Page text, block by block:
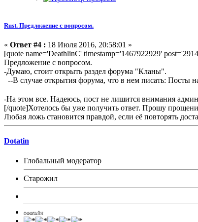
Rust. Предложение с вопросом.
« Ответ #4 : 18 Июля 2016, 20:58:01 »
[quote name='DeathlinC' timestamp='1467922929'
Предложение с вопросом.
-Думаю, стоит открыть раздел форума "Кланы".
--В случае открытия форума, что в нем писать: Посты
-На этом все. Надеюсь, пост не лишится внимания
[/quote]Хотелось бы уже получить ответ. Прошу
Любая ложь становится правдой, если её повторять
Dotatin
Глобальный модератор
Старожил
ОФФЛАЙН